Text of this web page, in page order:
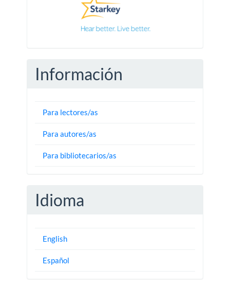
Información
Para lectores/as
Para autores/as
Para bibliotecarios/as
Idioma
English
Español